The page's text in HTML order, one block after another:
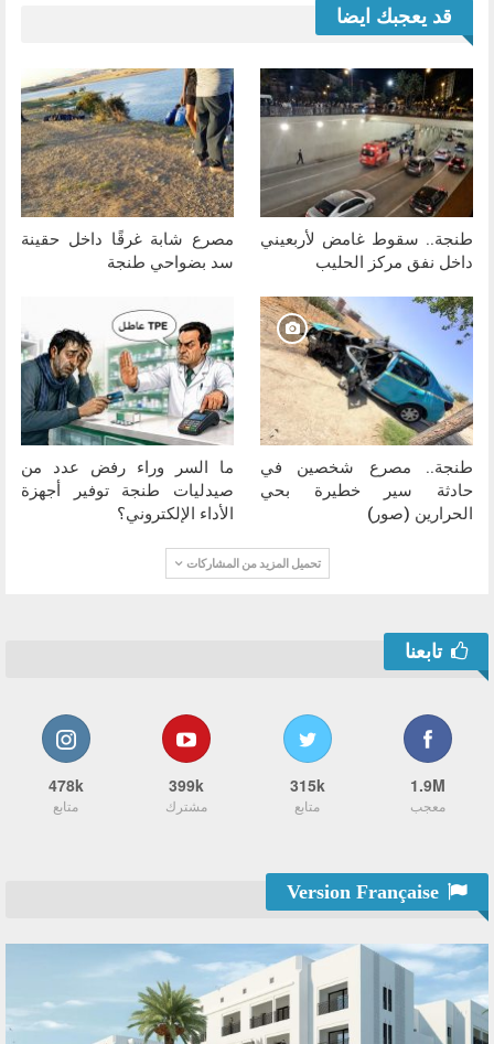
قد يعجبك ايضا
طنجة.. سقوط غامض لأربعيني
داخل نفق مركز الحليب
مصرع شابة غرقًا داخل حقينة
سد بضواحي طنجة
طنجة.. مصرع شخصين في
حادثة سير خطيرة بحي
الحرارين (صور)
ما السر وراء رفض عدد من
صيدليات طنجة توفير أجهزة
الأداء الإلكتروني؟
تحميل المزيد من المشاركات
تابعنا
1.9M
معجب
315k
متابع
399k
مشترك
478k
متابع